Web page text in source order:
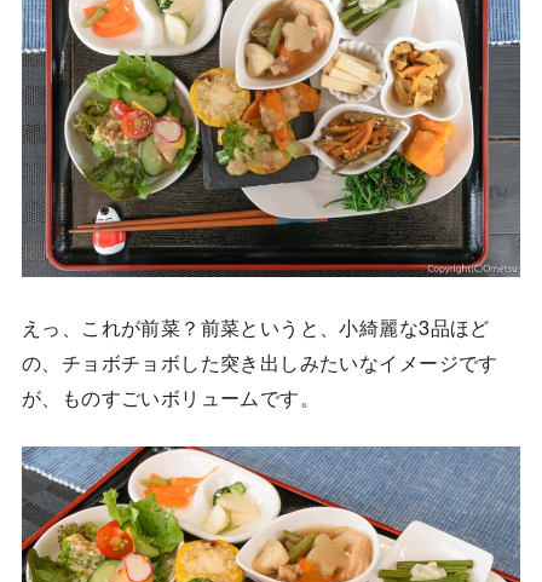
えっ、これが前菜？前菜というと、小綺麗な3品ほど
の、チョボチョボした突き出しみたいなイメージです
が、ものすごいボリュームです。